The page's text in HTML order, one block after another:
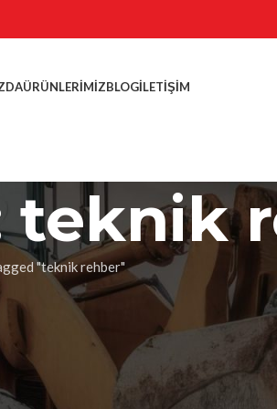
ÜRÜNLERIMIZBLOGİLETIŞIM
teknik
"teknik rehber"